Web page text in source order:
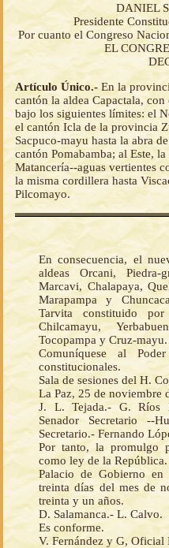
DANIEL
Presidente
Por cuanto el Congreso
EL
Artículo Único.- En la
cantón la aldea Capactala,
bajo los siguientes límites: el
el cantón Icla de la provincia
Sacpuco-mayu hasta la abra
cantón Pomabamba; al Este,
Matancería--aguas vertientes
la misma cordillera hasta
Pilcomayo.
En consecuencia, el
aldeas Orcani, Piedra-
Marcavi, Chalapaya,
Marapampa y
Tarvita constituido
Chilcamayu,
Tocopampa y Cruz-mayu.
Comuníquese al
constitucionales.
Sala de sesiones del H.
La Paz, 25 de noviembre
J. L. Tejada.- G. Ríos
Senador Secretario --
Secretario.- Fernando
Por tanto, la promulgo
como ley de la República.
Palacio de Gobierno
treinta días del mes de
treinta y un años.
D. Salamanca.- L. Calvo.
Es conforme.
V. Fernández y G, Oficial